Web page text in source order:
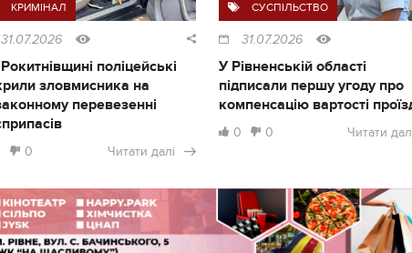
КРИМІНАЛ
31.07.2026
поліцейські
зловмисника на
перевезенні
0 Читати далі
СУСПІЛЬСТВО
31.07.2026
У Рівненській області
підписали першу угоду про
компенсацію вартості
0 0 Читати